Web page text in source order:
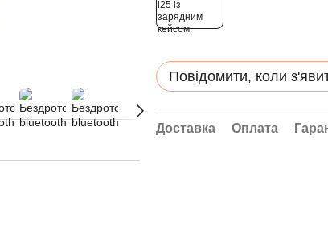
Повідомити, коли
Доставка Оплата